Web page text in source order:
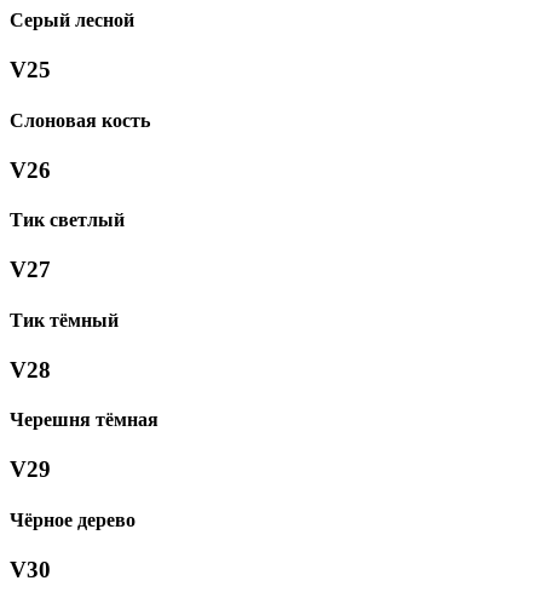
Серый лесной
V25
Слоновая кость
V26
Тик светлый
V27
Тик тёмный
V28
Черешня тёмная
V29
Чёрное дерево
V30